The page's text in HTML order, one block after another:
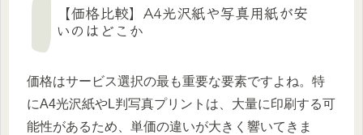
【価格比較】A4光沢紙や写真用紙が安
いのはどこか
価格はサービス選択の最も重要な要素ですよね。特
にA4光沢紙やL判写真プリントは、大量に印刷する可
能性があるため、単価の違いが大きく響いてきま